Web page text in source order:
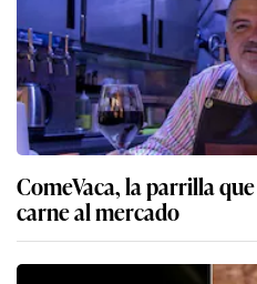
ComeVaca, la parrilla
carne al mercado